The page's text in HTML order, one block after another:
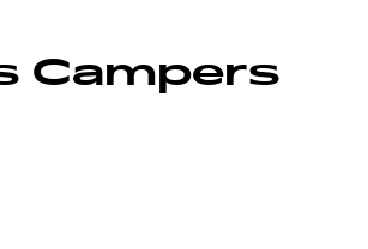
Campers